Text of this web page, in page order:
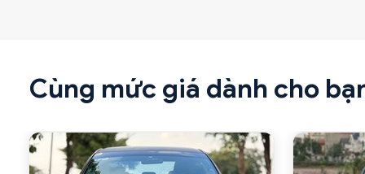
Cùng mức giá dành cho